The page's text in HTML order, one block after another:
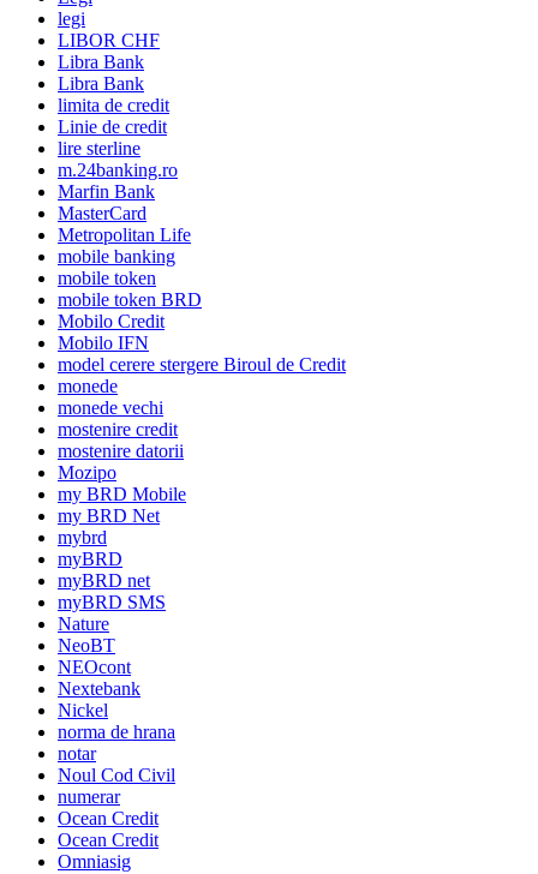
legi
LIBOR CHF
Libra Bank
Libra Bank
limita de credit
Linie de credit
lire sterline
m.24banking.ro
Marfin Bank
MasterCard
Metropolitan Life
mobile banking
mobile token
mobile token BRD
Mobilo Credit
Mobilo IFN
model cerere stergere Biroul de Credit
monede
monede vechi
mostenire credit
mostenire datorii
Mozipo
my BRD Mobile
my BRD Net
mybrd
myBRD
myBRD net
myBRD SMS
Nature
NeoBT
NEOcont
Nextebank
Nickel
norma de hrana
notar
Noul Cod Civil
numerar
Ocean Credit
Ocean Credit
Omniasig